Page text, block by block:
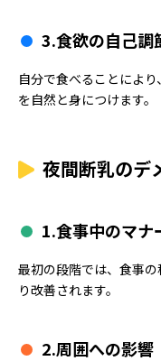
3.食欲の自己調
自分で食べることによ
を自然と身につけます。
夜間断乳のデ
1.食事中のマナ
最初の段階では、食事
り改善されます。
2.周囲への影響